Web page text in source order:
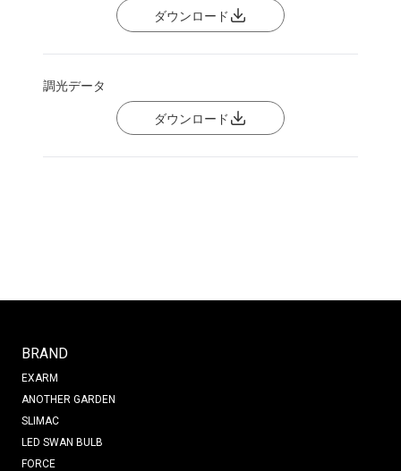
ダウンロード
調光データ
ダウンロード
BRAND
EXARM
ANOTHER GARDEN
SLIMAC
LED SWAN BULB
FORCE